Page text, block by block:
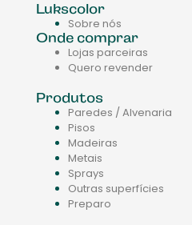
Lukscolor
Sobre nós
Onde comprar
Lojas parceiras
Quero revender
Produtos
Paredes / Alvenaria
Pisos
Madeiras
Metais
Sprays
Outras superfícies
Preparo